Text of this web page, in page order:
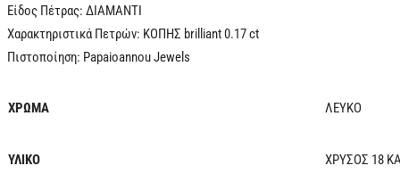
Είδος Πέτρας: ΔΙΑΜΑΝΤΙ
Χαρακτηριστικά Πετρών: ΚΟΠΗΣ brilliant 0.17 ct
Πιστοποίηση: Papaioannou Jewels
ΧΡΩΜΑ ΛΕΥΚΟ
ΥΛΙΚΟ ΧΡΥΣΟΣ 18